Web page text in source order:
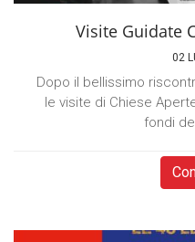
Visite Guidate
02
Dopo il bellissimo
le visite di Chiese
fondi